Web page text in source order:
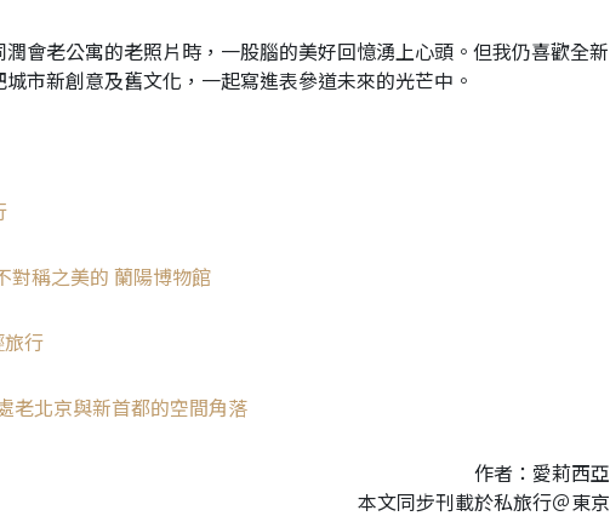
潤會老公寓的老照片時，一股腦的美好回憶湧上心頭。但我仍喜歡全新
市新創意及舊文化，一起寫進表參道未來的光芒中。
對稱之美的 蘭陽博物館
旅行
老北京與新首都的空間角落
作者：愛莉西亞
本文同步刊載於私旅行＠東京